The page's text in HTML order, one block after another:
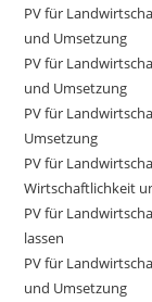
PV für
und Umsetzung
PV für
und Umsetzung
PV für
Umsetzung
PV für
Wirtschaftlichkeit
PV für
lassen
PV für
und Umsetzung